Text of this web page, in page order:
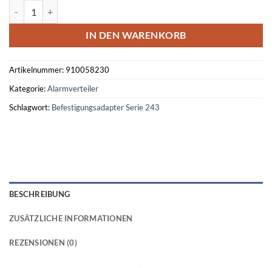
IN DEN WARENKORB
Artikelnummer: 910058230
Kategorie:Alarmverteiler
Schlagwort: Befestigungsadapter Serie 243
BESCHREIBUNG
ZUSÄTZLICHE INFORMATIONEN
REZENSIONEN (0)